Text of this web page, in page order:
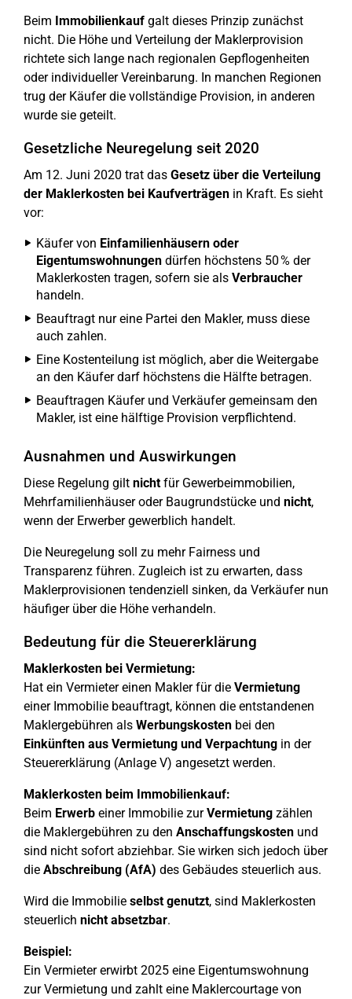
Beim Immobilienkauf galt dieses Prinzip zunächst
nicht. Die Höhe und Verteilung der Maklerprovision
richtete sich lange nach regionalen Gepflogenheiten
oder individueller Vereinbarung. In manchen Regionen
trug der Käufer die vollständige Provision, in anderen
wurde sie geteilt.
Gesetzliche Neuregelung seit 2020
Am 12. Juni 2020 trat das Gesetz über die Verteilung
der Maklerkosten bei Kaufverträgen in Kraft. Es sieht
vor:
Käufer von Einfamilienhäusern oder
Eigentumswohnungen dürfen höchstens 50 % der
Maklerkosten tragen, sofern sie als Verbraucher
handeln.
Beauftragt nur eine Partei den Makler, muss diese
auch zahlen.
Eine Kostenteilung ist möglich, aber die Weitergabe
an den Käufer darf höchstens die Hälfte betragen.
Beauftragen Käufer und Verkäufer gemeinsam den
Makler, ist eine hälftige Provision verpflichtend.
Ausnahmen und Auswirkungen
Diese Regelung gilt nichtfür Gewerbeimmobilien,
Mehrfamilienhäuser oder Baugrundstücke und nicht,
wenn der Erwerber gewerblich handelt.
Die Neuregelung soll zu mehr Fairness und
Transparenz führen. Zugleich ist zu erwarten, dass
Maklerprovisionen tendenziell sinken, da Verkäufer nun
häufiger über die Höhe verhandeln.
Bedeutung für die Steuererklärung
Maklerkosten bei Vermietung:
Hat ein Vermieter einen Makler für die Vermietung
einer Immobilie beauftragt, können die entstandenen
Maklergebühren als Werbungskosten bei den
Einkünften aus Vermietung und Verpachtung in der
Steuererklärung (Anlage V) angesetzt werden.
Maklerkosten beim Immobilienkauf:
Beim Erwerb einer Immobilie zurVermietung zählen
die Maklergebühren zu den Anschaffungskosten und
sind nicht sofort abziehbar. Sie wirken sich jedoch über
die Abschreibung (AfA) des Gebäudes steuerlich aus.
Wird die Immobilie selbst genutzt, sind Maklerkosten
steuerlich nicht absetzbar.
Beispiel:
Ein Vermieter erwirbt 2025 eine Eigentumswohnung
zur Vermietung und zahlt eine Maklercourtage von